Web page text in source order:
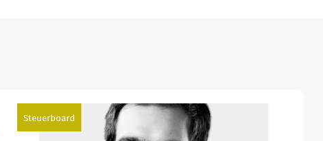
Steuerboard